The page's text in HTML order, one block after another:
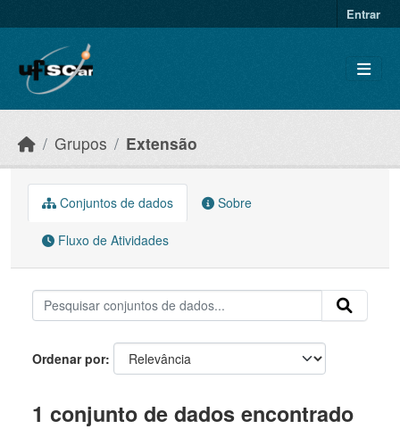
Entrar
Grupos Extensão
Conjuntos de dados Sobre
Fluxo de Atividades
Ordenar por
1 conjunto de dados encontrado